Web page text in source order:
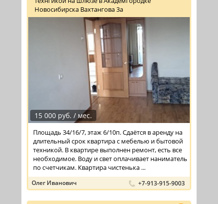
Новосибирска Вахтангова 3а
15 000 руб. / мес.
Площадь 34/16/7, этаж 6/10п. Сдаётся в аренду на
длительный срок квартира с мебелью и бытовой
техникой. В квартире выполнен ремонт, есть все
необходимое. Воду и свет оплачивает наниматель
по счетчикам. Квартира чистенька ...
Олег Иванович +7-913-915-9003